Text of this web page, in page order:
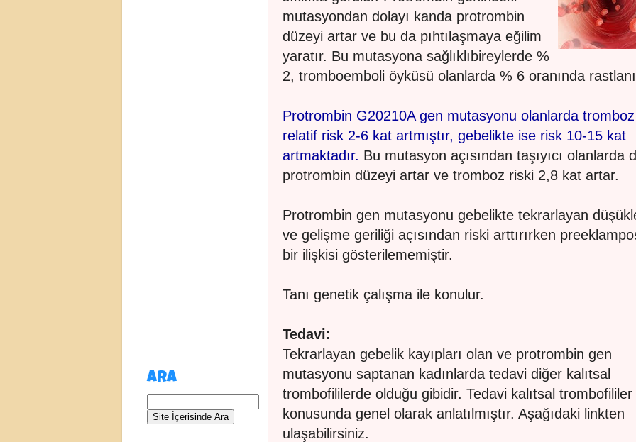
mutasyondan dolayı kanda protrombin
düzeyi artar ve bu da pıhtılaşmaya eğilim
yaratır. Bu mutasyona sağlıklıbireylerde %
2, tromboemboli öyküsü olanlarda % 6 oranında
Protrombin G20210A gen mutasyonu olanlarda
relatif risk 2-6 kat artmıştır, gebelikte ise risk 10-15 kat
artmaktadır. Bu mutasyon açısından taşıyıcı olanlarda
protrombin düzeyi artar ve tromboz riski 2,8 kat artar.
Protrombin gen mutasyonu gebelikte tekrarlayan
ve gelişme geriliği açısından riski arttırırken
bir ilişkisi gösterilememiştir.
Tanı genetik çalışma ile konulur.
Tedavi:
Tekrarlayan gebelik kayıpları olan ve protrombin gen
mutasyonu saptanan kadınlarda tedavi diğer kalıtsal
trombofililerde olduğu gibidir. Tedavi kalıtsal trombofililer
konusunda genel olarak anlatılmıştır. Aşağıdaki linkten
ulaşabilirsiniz.
ARA